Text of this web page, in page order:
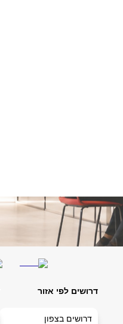
דרושים לפי אזור
דרושים בצפון